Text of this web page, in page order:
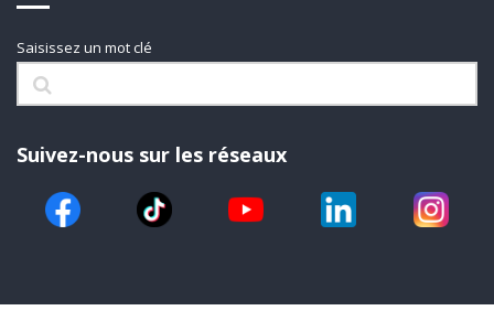
Saisissez un mot clé
Suivez-nous sur les réseaux